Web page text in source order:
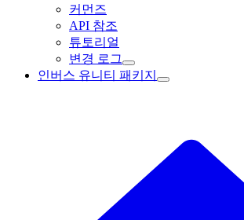
커먼즈
API 참조
튜토리얼
변경 로그
인버스 유니티 패키지